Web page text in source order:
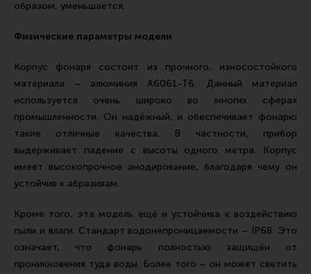
образом, уменьшается.
Физические параметры модели
Корпус фонаря состоит из прочного, износостойкого
материала – алюминия А6061-Т6. Данный материал
используется очень широко во многих сферах
промышленности. Он надёжный, и обеспечивает фонарю
такие отличные качества. В частности, прибор
выдерживает падение с высоты одного метра. Корпус
имеет высокопрочное анодирование, благодаря чему он
устойчив к абразивам.
Кроме того, эта модель ещё и устойчива к воздействию
пыли и влаги. Стандарт водонепроницаемости – IP68. Это
означает, что фонарь полностью защищён от
проникновения туда воды. Более того – он может светить